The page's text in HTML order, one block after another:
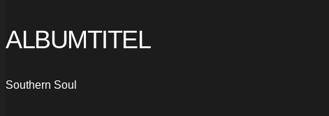
ALBUMTITEL
Southern Soul